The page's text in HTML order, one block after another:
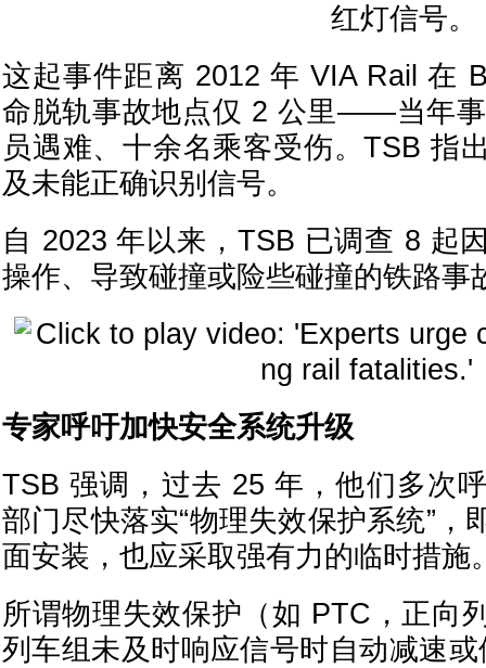
红灯信号。
这起事件距离 2012 年 VIA Rail 在
命脱轨事故地点仅 2 公里——当年
员遇难、十余名乘客受伤。TSB 指
及未能正确识别信号。
自 2023 年以来，TSB 已调查 8 起
操作、导致碰撞或险些碰撞的铁路事
专家呼吁加快安全系统升级
TSB 强调，过去 25 年，他们多次
部门尽快落实“物理失效保护系统”，
面安装，也应采取强有力的临时措施
所谓物理失效保护（如 PTC，正向
列车组未及时响应信号时自动减速